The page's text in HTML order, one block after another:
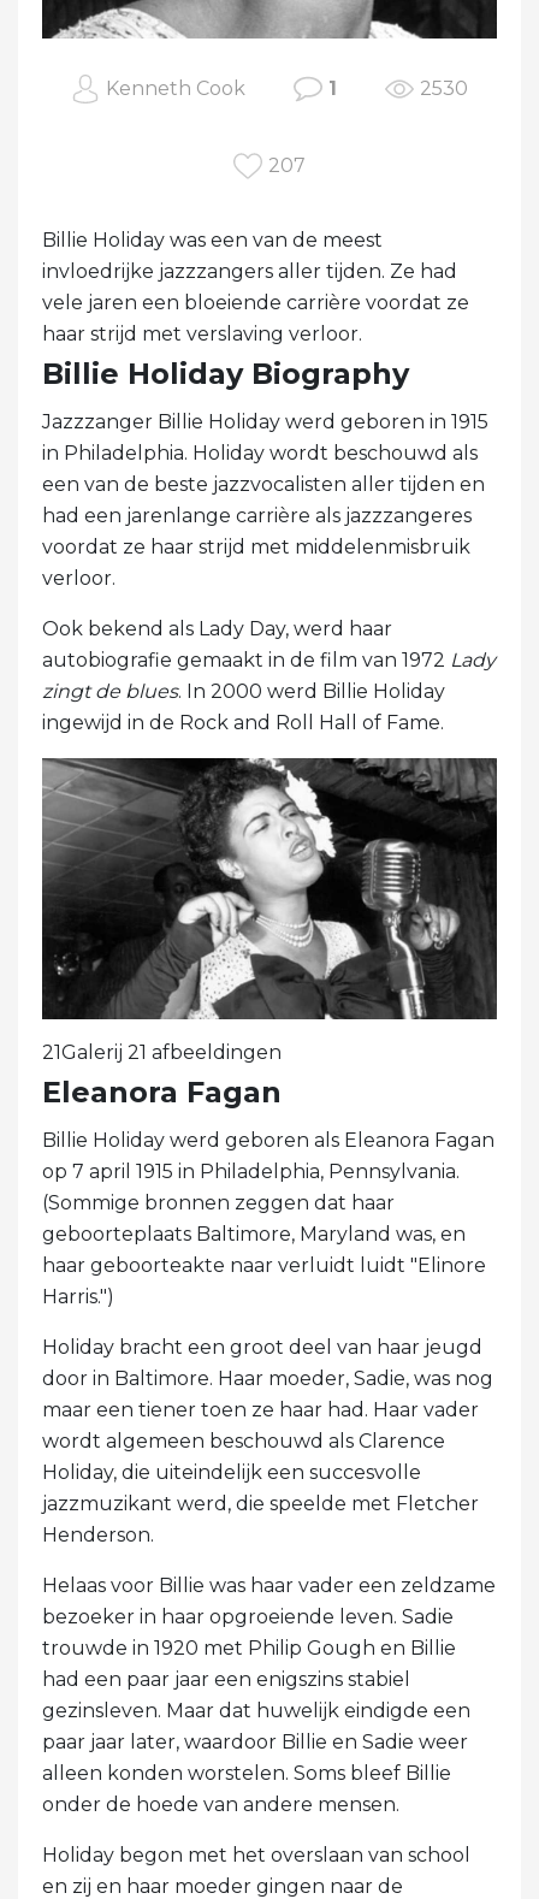
Kenneth Cook 1 2530
207
Billie Holiday was een van de meest
invloedrijke jazzzangers aller tijden. Ze had
vele jaren een bloeiende carrière voordat ze
haar strijd met verslaving verloor.
Billie Holiday Biography
Jazzzanger Billie Holiday werd geboren in 1915
in Philadelphia. Holiday wordt beschouwd als
een van de beste jazzvocalisten aller tijden en
had een jarenlange carrière als jazzzangeres
voordat ze haar strijd met middelenmisbruik
verloor.
Ook bekend als Lady Day, werd haar
autobiografie gemaakt in de film van 1972 Lady
zingt de blues. In 2000 werd Billie Holiday
ingewijd in de Rock and Roll Hall of Fame.
21Galerij 21 afbeeldingen
Eleanora Fagan
Billie Holiday werd geboren als Eleanora Fagan
op 7 april 1915 in Philadelphia, Pennsylvania.
(Sommige bronnen zeggen dat haar
geboorteplaats Baltimore, Maryland was, en
haar geboorteakte naar verluidt luidt "Elinore
Harris.")
Holiday bracht een groot deel van haar jeugd
door in Baltimore. Haar moeder, Sadie, was nog
maar een tiener toen ze haar had. Haar vader
wordt algemeen beschouwd als Clarence
Holiday, die uiteindelijk een succesvolle
jazzmuzikant werd, die speelde met Fletcher
Henderson.
Helaas voor Billie was haar vader een zeldzame
bezoeker in haar opgroeiende leven. Sadie
trouwde in 1920 met Philip Gough en Billie
had een paar jaar een enigszins stabiel
gezinsleven. Maar dat huwelijk eindigde een
paar jaar later, waardoor Billie en Sadie weer
alleen konden worstelen. Soms bleef Billie
onder de hoede van andere mensen.
Holiday begon met het overslaan van school
en zij en haar moeder gingen naar de